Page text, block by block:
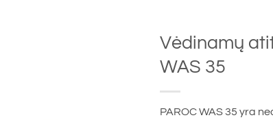
Vėdinamų
WAS 35
PAROC WAS 35 yra